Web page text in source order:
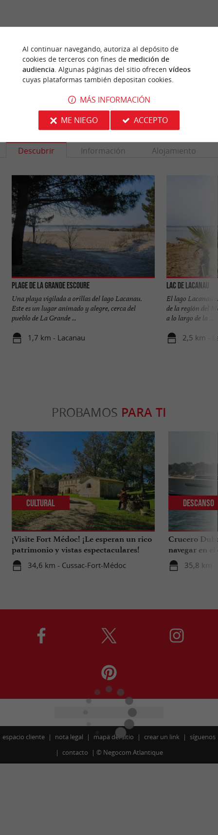
DE ESTE ESTABLECIMIENTO? TOME EL CONTROL
DE SU ARCHIVO Y MODIFÍQUELO
SEGÚN SUS DESEOS...
PARA DESCUBRIRALREDEDOR
Descubrir Información Alojamiento
Plage de la Grande Escoure
Una playa vigilada a orillas del lago Lacanau.
Este es un lugar animado y alegre, cerca del
pueblo de La Grande ...
1,7 km - Lacanau
Lac de Lacanau
El lago Lacanau
de la región del
a lo largo de la ...
2,5 km -
PROBAMOS PARA TI
¡Visite Fort Médoc! ¡Le esperan un rico
patrimonio y vistas espectaculares!
34,6 km - Cussac-Fort-Médoc
Cultural
Crucero
navegar en
Arcachon.
35,8 km
Descanso
espacio cliente nota legal mapa del sitio crear un link
síguenos
contacto
© Negocom Atlantique
Al continuar navegando, autoriza al depósito de
cookies de terceros con fines de medición de
audiencia . Algunas páginas del sitio ofrecen vídeos
cuyas plataformas también depositan cookies.
MÁS INFORMACIÓN
ME NIEGO
ACCEPTO